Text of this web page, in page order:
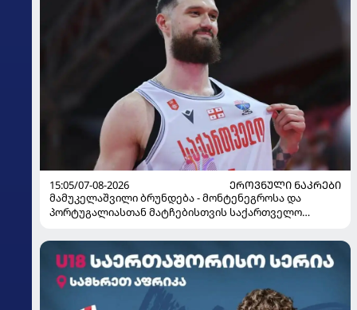
15:05/07-08-2026
ᲔᲠᲝᲕᲜᲣᲚᲘ ᲜᲐᲙᲠᲔᲑᲘ
მამუკელაშვილი ბრუნდება - მონტენეგროსა და
პორტუგალიასთან მატჩებისთვის საქართველო